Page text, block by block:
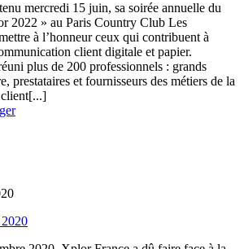
mercredi 15 juin, sa soirée annuelle du
2022 » au Paris Country Club Les
à l’honneur ceux qui contribuent à
client digitale et papier.
plus de 200 professionnels : grands
prestataires et fournisseurs des métiers de la